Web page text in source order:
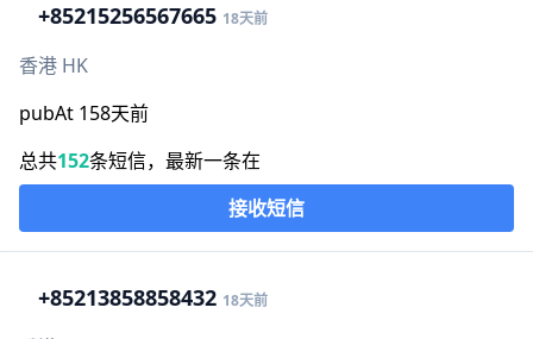
+85215256567665 18天前
香港 HK
pubAt 158天前
总共152条短信，最新一条在
接收短信
+85213858858432 18天前